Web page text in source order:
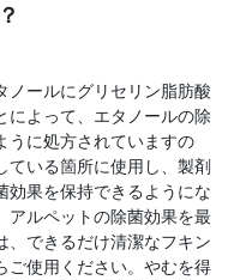
ノールにグリセリン脂肪酸
によって、エタノールの除
うに処方されていますの
ている箇所に使用し、製剤
効果を保持できるようにな
アルペットの除菌効果を最
、できるだけ清潔なフキン
ご使用ください。やむを得